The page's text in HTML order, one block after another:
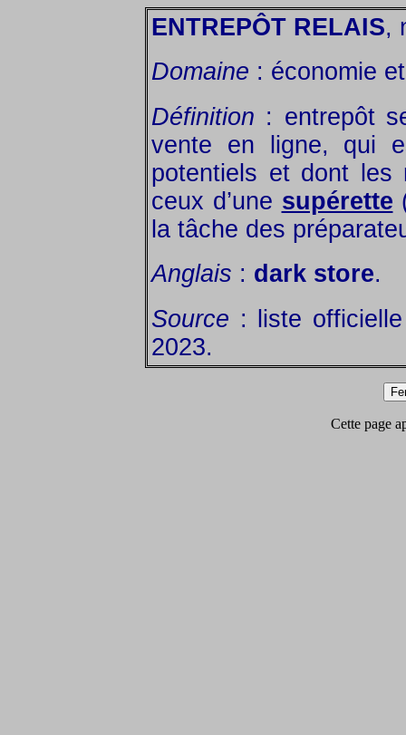
ENTREPÔT RELAIS,
Domaine : économie
Définition : entrepôt
vente en ligne, qui
potentiels et dont les
ceux d’une supérette
la tâche des
Anglais : dark store.
Source : liste
2023.
Cette page